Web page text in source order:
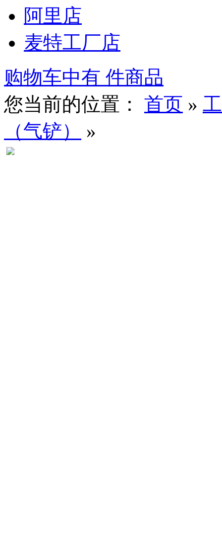
阿里店
麦特工厂店
购物车中有 件商品
您当前的位置： 首页 »
（气铲）
»